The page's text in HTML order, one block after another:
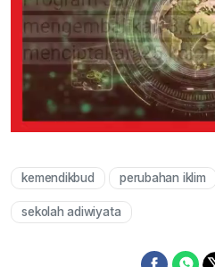
kemendikbud perubahan iklim
sekolah adiwiyata